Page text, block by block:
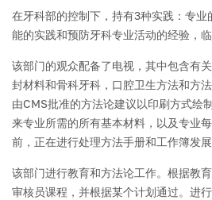
在牙科部的控制下，持有3种实践：专
能的实践和预防牙科专业活动的经验，临
该部门的观众配备了电视，其中包含有
封材料和骨科牙科，口腔卫生方法和方
由CMS批准的方法论建议以印刷方式绘
来专业所需的所有基本材料，以及专业
前，正在进行处理方法手册和工作簿发展
该部门进行教育和方法论工作。根据教
审核员课程，并根据某个计划通过。进